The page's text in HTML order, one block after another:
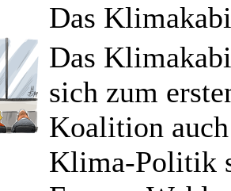
Das
Das
sich zum
Koalition
Klima-Politik